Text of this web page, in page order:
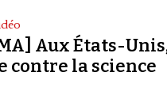
Aux États-
contre la science